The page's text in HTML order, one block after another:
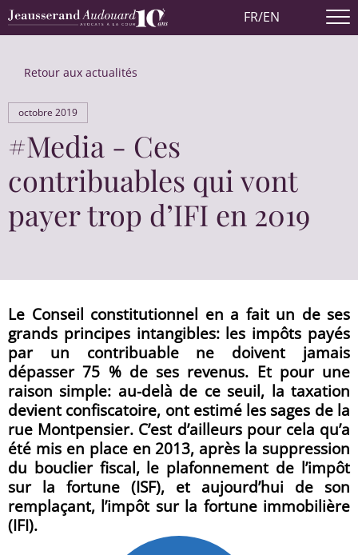
FR/EN
Retour aux actualités
octobre 2019
#Media - Ces
contribuables qui vont
payer trop d’IFI en 2019
Le Conseil constitutionnel en a fait un de ses
grands principes intangibles: les impôts payés
par un contribuable ne doivent jamais
dépasser 75 % de ses revenus. Et pour une
raison simple: au-delà de ce seuil, la taxation
devient confiscatoire, ont estimé les sages de la
rue Montpensier. C’est d’ailleurs pour cela qu’a
été mis en place en 2013, après la suppression
du bouclier fiscal, le plafonnement de l’impôt
sur la fortune (ISF), et aujourd’hui de son
remplaçant, l’impôt sur la fortune immobilière
(IFI).